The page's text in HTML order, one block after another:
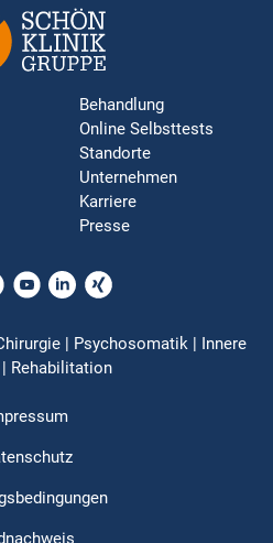
Behandlung
Online Selbsttests
Standorte
Unternehmen
Karriere
Presse
| Psychosomatik | Innere
Rehabilitation